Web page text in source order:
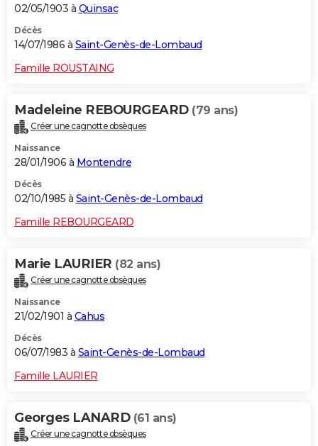
02/05/1903 à Quinsac
Décès
14/07/1986 à Saint-Genès-de-Lombaud
Famille ROUSTAING
Madeleine REBOURGEARD (79 ans)
Créer une cagnotte obsèques
Naissance
28/01/1906 à Montendre
Décès
02/10/1985 à Saint-Genès-de-Lombaud
Famille REBOURGEARD
Marie LAURIER (82 ans)
Créer une cagnotte obsèques
Naissance
21/02/1901 à Cahus
Décès
06/07/1983 à Saint-Genès-de-Lombaud
Famille LAURIER
Georges LANARD (61 ans)
Créer une cagnotte obsèques